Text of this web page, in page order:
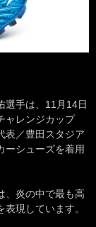
選手は、11月14日
ャレンジカップ
表／豊田スタジア
ーシューズを着用
、炎の中で最も高
現しています。